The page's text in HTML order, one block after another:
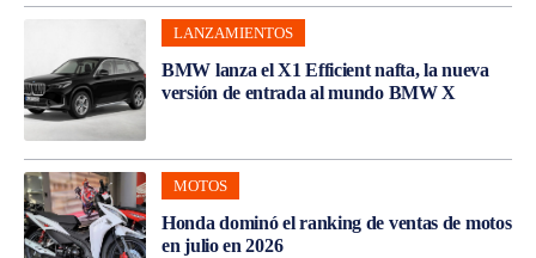
LANZAMIENTOS
BMW lanza el X1 Efficient nafta, la nueva
versión de entrada al mundo BMW X
MOTOS
Honda dominó el ranking de ventas de motos
en julio en 2026